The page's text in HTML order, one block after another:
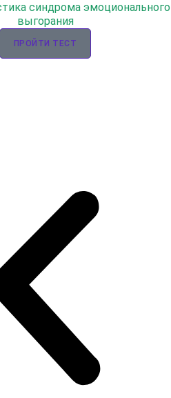
синдрома эмоционального
выгорания
ПРОЙТИ ТЕСТ